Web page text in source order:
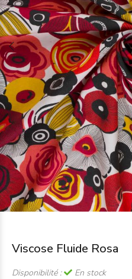
Viscose Fluide Rosa
Disponibilité :
En stock